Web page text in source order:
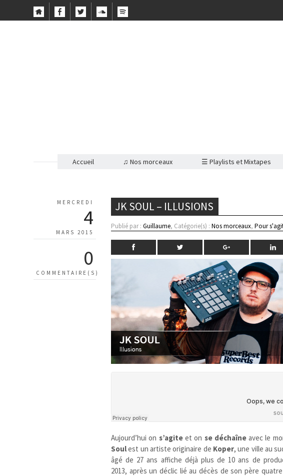
Accueil ♫ Nos morceaux ☰ Playlists et Mixtapes
MERCREDI
4
MARS 2015
0
COMMENTAIRE(S)
JK SOUL – ILLUSIONS
Publié par :Guillaume, Catégorie(s) :Nos morceaux,Pour
Aujourd’hui on s’agiteet on se déchaîneavec le
Soulest un artiste originaire de Koper, une ville au
âgé de 27 ans affiche déjà plus de 10 ans de
2013, après un déclic lié au décès de son père